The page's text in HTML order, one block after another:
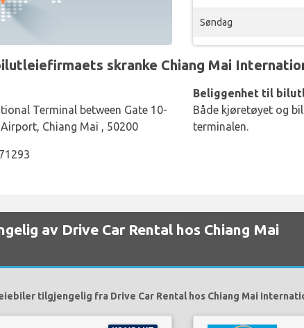
Søndag
skranke Chiang Mai
Terminal between Gate 10-
Chiang Mai , 50200
Beliggenhet til
Både kjøretøyet og
terminalen.
av Drive Car Rental hos Chiang Mai
tilgjengelig fra Drive Car Rental hos Chiang Mai